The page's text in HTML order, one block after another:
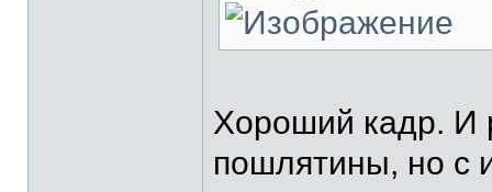
Хороший кадр. И
пошлятины, но с